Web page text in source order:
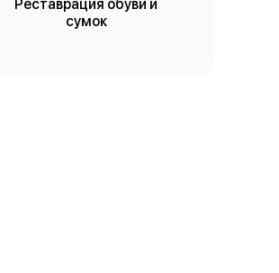
Реставрация обуви и
сумок